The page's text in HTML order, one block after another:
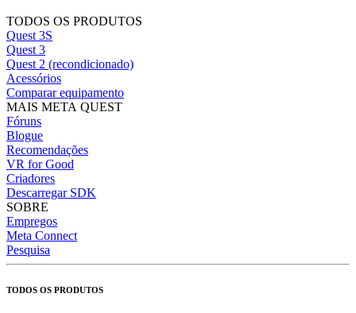
TODOS OS PRODUTOS
Quest 3S
Quest 3
Quest 2 (recondicionado)
Acessórios
Comparar equipamento
MAIS META QUEST
Fóruns
Blogue
Recomendações
VR for Good
Criadores
Descarregar SDK
SOBRE
Empregos
Meta Connect
Pesquisa
TODOS OS PRODUTOS